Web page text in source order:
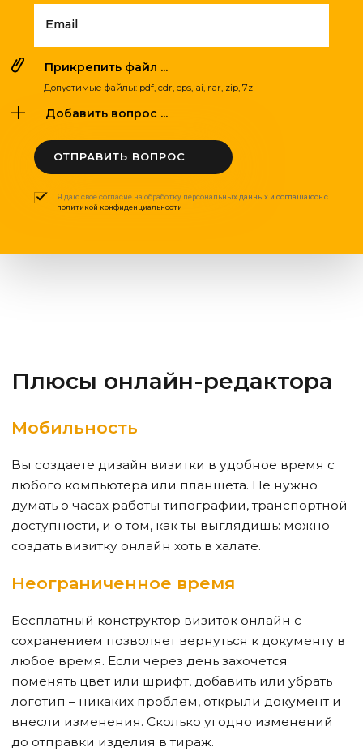
Email
Прикрепить файл ...
Допустимые файлы: pdf, cdr, eps, ai, rar, zip, 7z
Добавить вопрос ...
ОТПРАВИТЬ ВОПРОС
Я даю свое согласие на обработку персональных данных и соглашаюсь с
политикой конфиденциальности
Плюсы онлайн-редактора
Мобильность
Вы создаете дизайн визитки в удобное время с
любого компьютера или планшета. Не нужно
думать о часах работы типографии, транспортной
доступности, и о том, как ты выглядишь: можно
создать визитку онлайн хоть в халате.
Неограниченное время
Бесплатный конструктор визиток онлайн с
сохранением позволяет вернуться к документу в
любое время. Если через день захочется
поменять цвет или шрифт, добавить или убрать
логотип – никаких проблем, открыли документ и
внесли изменения. Сколько угодно изменений
до отправки изделия в тираж.